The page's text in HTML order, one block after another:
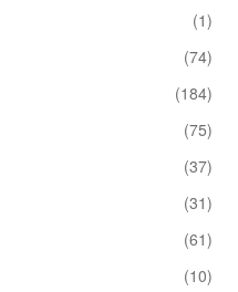
(1)
(74)
(184)
(75)
(37)
(31)
(61)
(10)